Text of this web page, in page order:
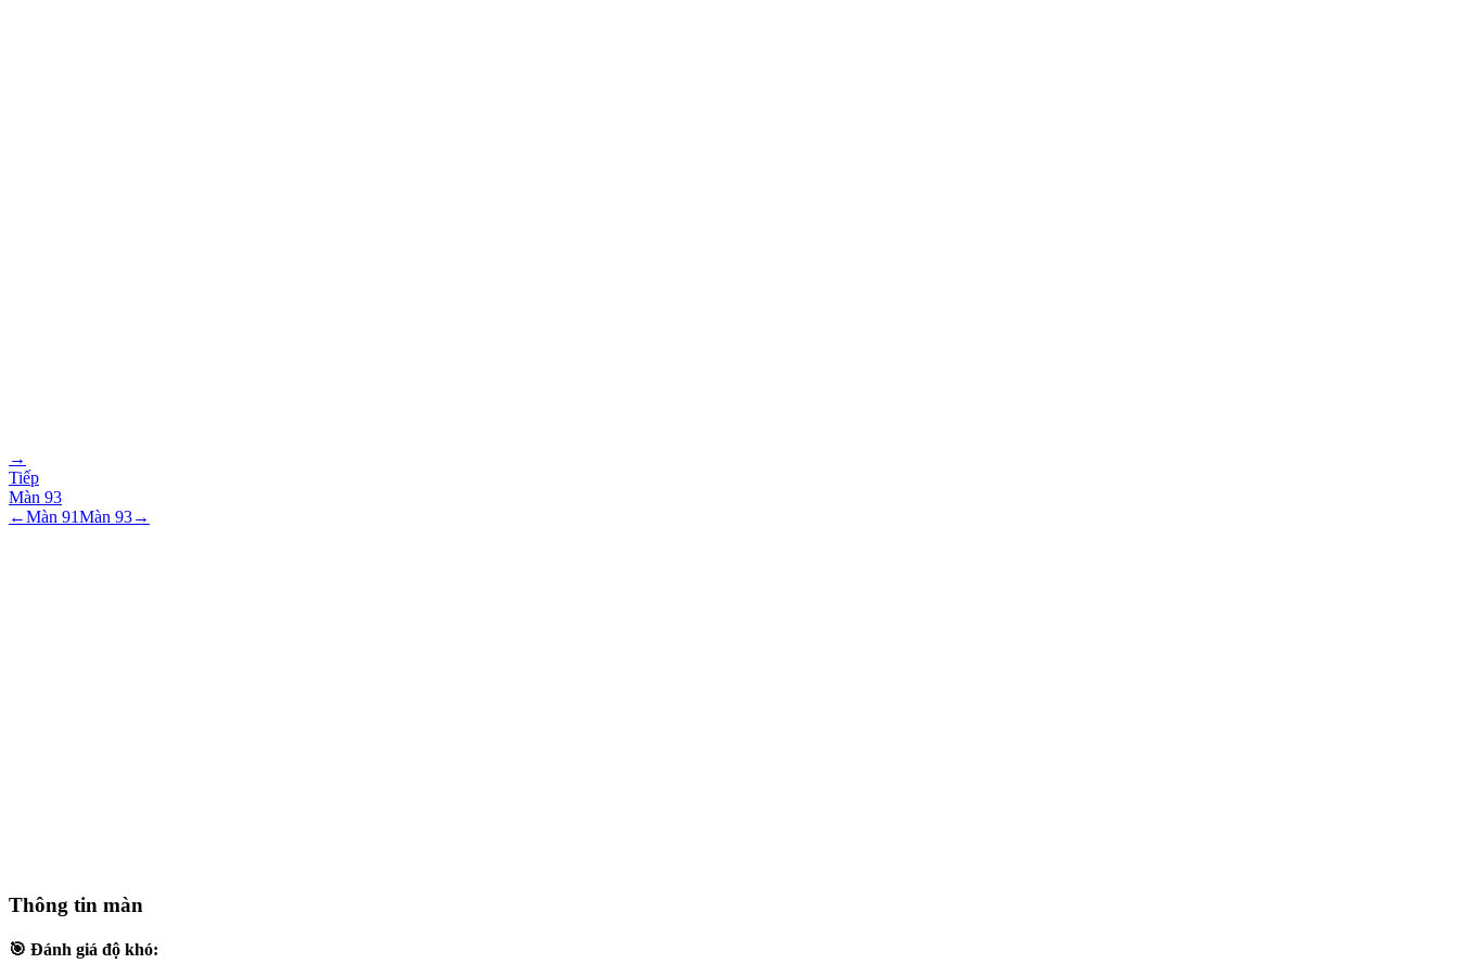
→
Tiếp
Màn 93
←Màn 91Màn 93→
Thông tin màn
🎯 Đánh giá độ khó: